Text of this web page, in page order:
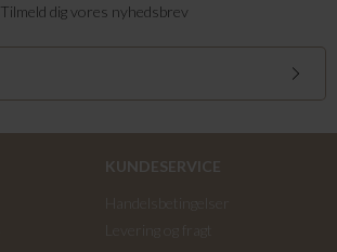
Tilmeld dig vores nyhedsbrev
KUNDESERVICE